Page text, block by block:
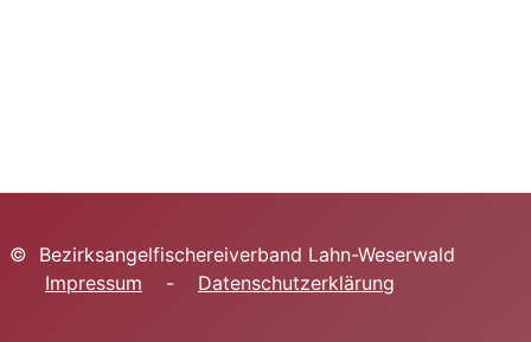
© Bezirksangelfischereiverband Lahn-Weserwald
Impressum - Datenschutzerklärung